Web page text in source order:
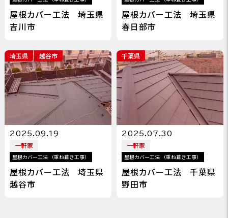
屋根カバー工法 埼玉県
吉川市
屋根カバー工法 埼玉県
春日部市
埼玉県 越谷市
2025.09.19
一軒家
屋根カバー工法 （重ね葺き工事）
屋根カバー工法 埼玉県
越谷市
千葉県
2025.07.30
一軒家
屋根カバー工法 （重ね葺き工事）
屋根カバー工法 千葉県
野田市